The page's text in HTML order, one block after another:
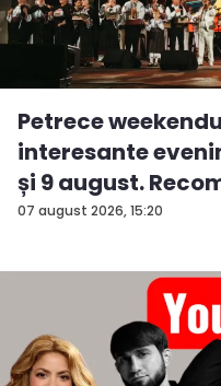
07 august 2026, 15:20
Petrece
interesante
și 9 august.